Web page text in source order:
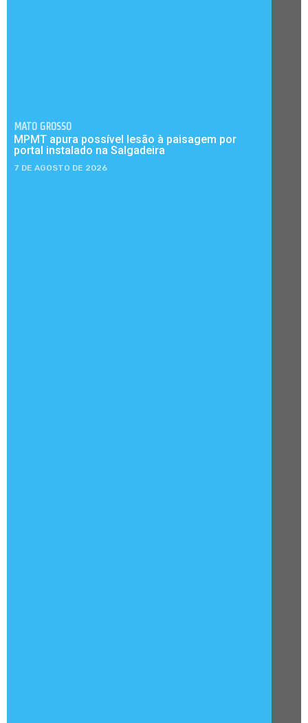
MATO GROSSO
MPMT apura possível lesão à paisagem por
portal instalado na Salgadeira
7 DE AGOSTO DE 2026